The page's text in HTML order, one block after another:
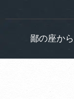
鄙の座か